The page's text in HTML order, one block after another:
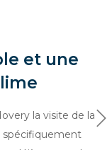
et une
la visite de la
spécifiquement